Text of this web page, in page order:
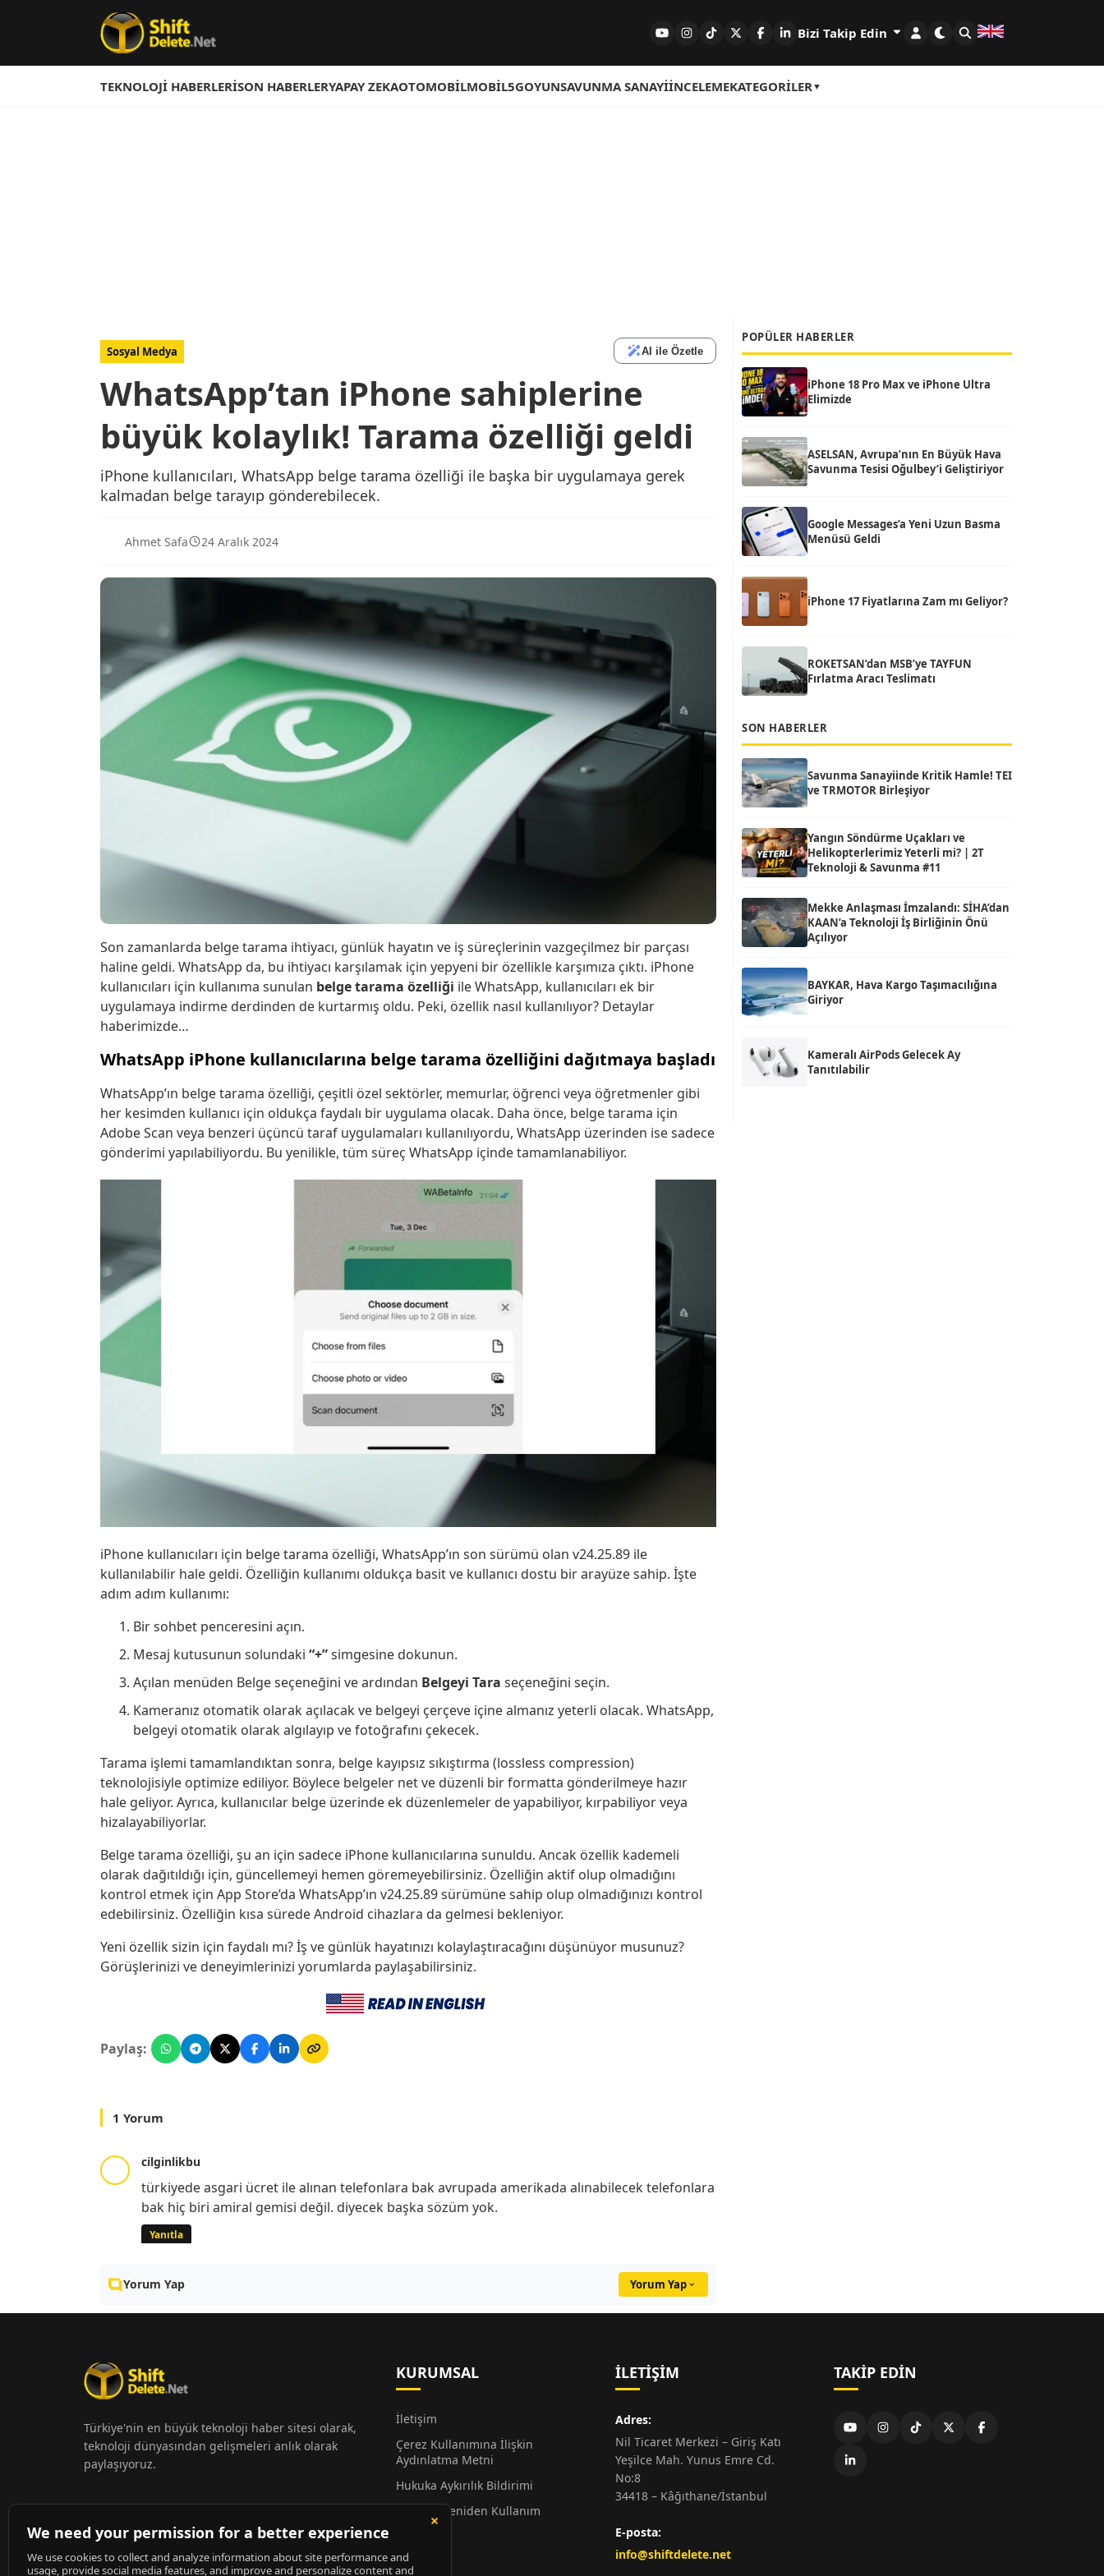
Bizi Takip Edin
TEKNOLOJI HABERLERISON HABERLERYAPAY ZEKAOTOMOBILMOBIL5GOYUNSAVUNMA SANAYIİNCELEMEKATEGORILER
Sosyal Medya AI ile Özetle
WhatsApp’tan iPhone sahiplerine
büyük kolaylık! Tarama özelliği geldi
iPhone kullanıcıları, WhatsApp belge tarama özelliği ile başka bir uygulamaya gerek
kalmadan belge tarayıp gönderebilecek.
Ahmet Safa 24 Aralık 2024
Son zamanlarda belge tarama ihtiyacı, günlük hayatın ve iş süreçlerinin vazgeçilmez bir parçası
haline geldi. WhatsApp da, bu ihtiyacı karşılamak için yepyeni bir özellikle karşımıza çıktı. iPhone
kullanıcıları için kullanıma sunulan belge tarama özelliği ile WhatsApp, kullanıcıları ek bir
uygulamaya indirme derdinden de kurtarmış oldu. Peki, özellik nasıl kullanılıyor? Detaylar
haberimizde…
WhatsApp iPhone kullanıcılarına belge tarama özelliğini dağıtmaya başladı
WhatsApp’ın belge tarama özelliği, çeşitli özel sektörler, memurlar, öğrenci veya öğretmenler gibi
her kesimden kullanıcı için oldukça faydalı bir uygulama olacak. Daha önce, belge tarama için
Adobe Scan veya benzeri üçüncü taraf uygulamaları kullanılıyordu, WhatsApp üzerinden ise sadece
gönderimi yapılabiliyordu. Bu yenilikle, tüm süreç WhatsApp içinde tamamlanabiliyor.
iPhone kullanıcıları için belge tarama özelliği, WhatsApp’ın son sürümü olan v24.25.89 ile
kullanılabilir hale geldi. Özelliğin kullanımı oldukça basit ve kullanıcı dostu bir arayüze sahip. İşte
adım adım kullanımı:
Bir sohbet penceresini açın.
Mesaj kutusunun solundaki “+”simgesine dokunun.
Açılan menüden Belge seçeneğini ve ardından Belgeyi Tara seçeneğini seçin.
Kameranız otomatik olarak açılacak ve belgeyi çerçeve içine almanız yeterli olacak. WhatsApp,
belgeyi otomatik olarak algılayıp ve fotoğrafını çekecek.
Tarama işlemi tamamlandıktan sonra, belge kayıpsız sıkıştırma (lossless compression)
teknolojisiyle optimize ediliyor. Böylece belgeler net ve düzenli bir formatta gönderilmeye hazır
hale geliyor. Ayrıca, kullanıcılar belge üzerinde ek düzenlemeler de yapabiliyor, kırpabiliyor veya
hizalayabiliyorlar.
Belge tarama özelliği, şu an için sadece iPhone kullanıcılarına sunuldu. Ancak özellik kademeli
olarak dağıtıldığı için, güncellemeyi hemen göremeyebilirsiniz. Özelliğin aktif olup olmadığını
kontrol etmek için App Store’da WhatsApp’ın v24.25.89 sürümüne sahip olup olmadığınızı kontrol
edebilirsiniz. Özelliğin kısa sürede Android cihazlara da gelmesi bekleniyor.
Yeni özellik sizin için faydalı mı? İş ve günlük hayatınızı kolaylaştıracağını düşünüyor musunuz?
Görüşlerinizi ve deneyimlerinizi yorumlarda paylaşabilirsiniz.
Paylaş:
1 Yorum
cilginlikbu
türkiyede asgari ücret ile alınan telefonlara bak avrupada amerikada alınabilecek telefonlara
bak hiç biri amiral gemisi değil. diyecek başka sözüm yok.
Yanıtla
Yorum Yap Yorum Yap
POPÜLER HABERLER
iPhone 18 Pro Max ve iPhone Ultra
Elimizde
ASELSAN, Avrupa’nın En Büyük Hava
Savunma Tesisi Oğulbey’i Geliştiriyor
Google Messages’a Yeni Uzun Basma
Menüsü Geldi
iPhone 17 Fiyatlarına Zam mı Geliyor?
ROKETSAN’dan MSB’ye TAYFUN
Fırlatma Aracı Teslimatı
SON HABERLER
Savunma Sanayiinde Kritik Hamle! TEI
ve TRMOTOR Birleşiyor
Yangın Söndürme Uçakları ve
Helikopterlerimiz Yeterli mi? | 2T
Teknoloji & Savunma #11
Mekke Anlaşması İmzalandı: SİHA’dan
KAAN’a Teknoloji İş Birliğinin Önü
Açılıyor
BAYKAR, Hava Kargo Taşımacılığına
Giriyor
Kameralı AirPods Gelecek Ay
Tanıtılabilir
Türkiye'nin en büyük teknoloji haber sitesi olarak,
teknoloji dünyasından gelişmeleri anlık olarak
paylaşıyoruz.
KURUMSAL
İletişim
Çerez Kullanımına İlişkin
Aydınlatma Metni
Hukuka Aykırılık Bildirimi
Alıntı ve Yeniden Kullanım
Hakkında
Künye
İLETIŞIM
Adres:
Nil Ticaret Merkezi – Giriş Katı
Yeşilce Mah. Yunus Emre Cd.
No:8
34418 – Kâğıthane/İstanbul
E-posta:
info@shiftdelete.net
TAKIP EDIN